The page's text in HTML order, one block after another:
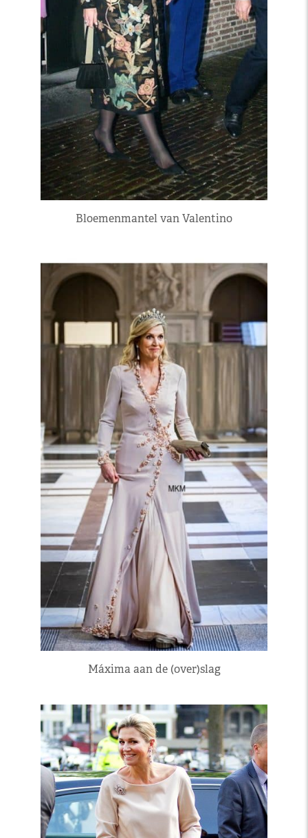
Bloemenmantel van Valentino
Máxima aan de (over)slag